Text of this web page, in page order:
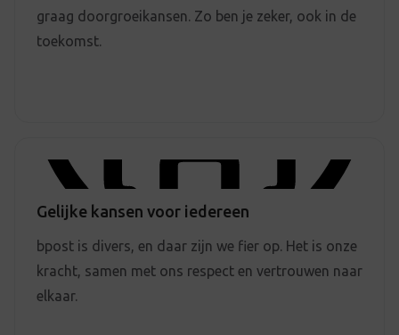
graag doorgroeikansen. Zo ben je zeker, ook in de
toekomst.
Gelijke kansen voor iedereen
bpost is divers, en daar zijn we fier op. Het is onze
kracht, samen met ons respect en vertrouwen naar
elkaar.